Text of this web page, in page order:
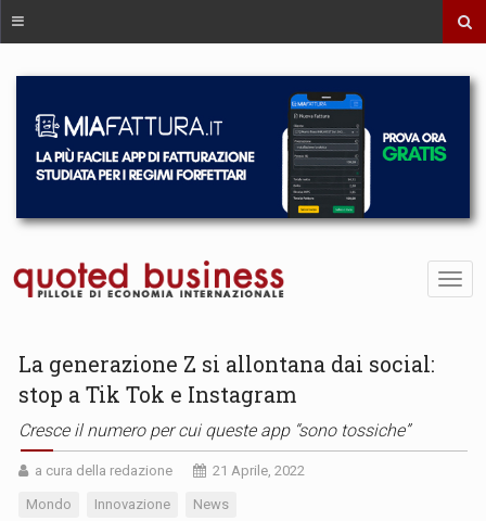
La generazione Z si allontana dai social:
stop a Tik Tok e Instagram
Cresce il numero per cui queste app “sono tossiche”
a cura della redazione 21 Aprile, 2022
Mondo Innovazione News